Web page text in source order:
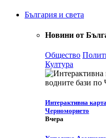
България и света
Новини от
Общество
Култура
Интерактивна
Черноморието
Вчера